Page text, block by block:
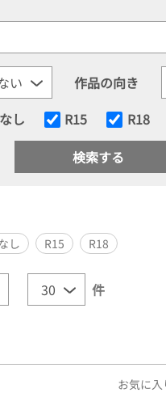
作品の向き
し R15 R18
し R15 R18
件
お気に入